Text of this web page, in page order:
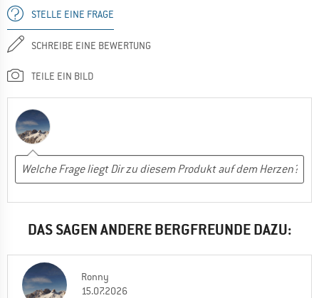
STELLE EINE FRAGE
SCHREIBE EINE BEWERTUNG
TEILE EIN BILD
DAS SAGEN ANDERE BERGFREUNDE DAZU:
Ronny
15.07.2026